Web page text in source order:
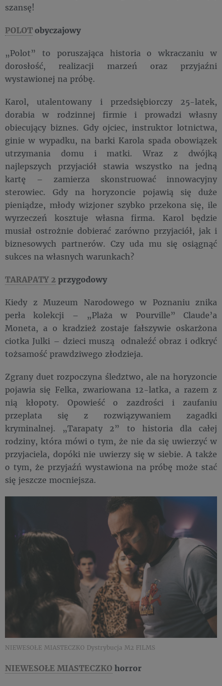
szansę!
POLOTobyczajowy
„Polot” to poruszająca historia o wkraczaniu w
dorosłość, realizacji marzeń oraz przyjaźni
wystawionej na próbę.
Karol, utalentowany i przedsiębiorczy 25-latek,
dorabia w rodzinnej firmie i prowadzi własny
obiecujący biznes. Gdy ojciec, instruktor lotnictwa,
ginie w wypadku, na barki Karola spada obowiązek
utrzymania domu i matki. Wraz z dwójką
najlepszych przyjaciół stawia wszystko na jedną
kartę – zamierza skonstruować innowacyjny
sterowiec. Gdy na horyzoncie pojawią się duże
pieniądze, młody wizjoner szybko przekona się, ile
wyrzeczeń kosztuje własna firma. Karol będzie
musiał ostrożnie dobierać zarówno przyjaciół, jak i
biznesowych partnerów. Czy uda mu się osiągnąć
sukces na własnych warunkach?
TARAPATY 2 przygodowy
Kiedy z Muzeum Narodowego w Poznaniu znika
perła kolekcji – „Plaża w Pourville” Claude’a
Moneta, a o kradzież zostaje fałszywie oskarżona
ciotka Julki – dzieci muszą odnaleźć obraz i odkryć
tożsamość prawdziwego złodzieja.
Zgrany duet rozpoczyna śledztwo, ale na horyzoncie
pojawia się Felka, zwariowana 12-latka, a razem z
nią kłopoty. Opowieść o zazdrości i zaufaniu
przeplata się z rozwiązywaniem zagadki
kryminalnej. „Tarapaty 2” to historia dla całej
rodziny, która mówi o tym, że nie da się uwierzyć w
przyjaciela, dopóki nie uwierzy się w siebie. A także
o tym, że przyjaźń wystawiona na próbę może stać
się jeszcze mocniejsza.
NIEWESOŁE MIASTECZKO Dystrybucja M2 FILMS
NIEWESOŁE MIASTECZKO horror